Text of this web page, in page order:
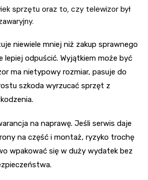
sprzętu oraz to, czy telewizor był
niewiele mniej niż zakup sprawnego
lepiej odpuścić. Wyjątkiem może być
ma nietypowy rozmiar, pasuje do
szkoda wyrzucać sprzęt z
na naprawę. Jeśli serwis daje
na część i montaż, ryzyko trochę
wpakować się w duży wydatek bez